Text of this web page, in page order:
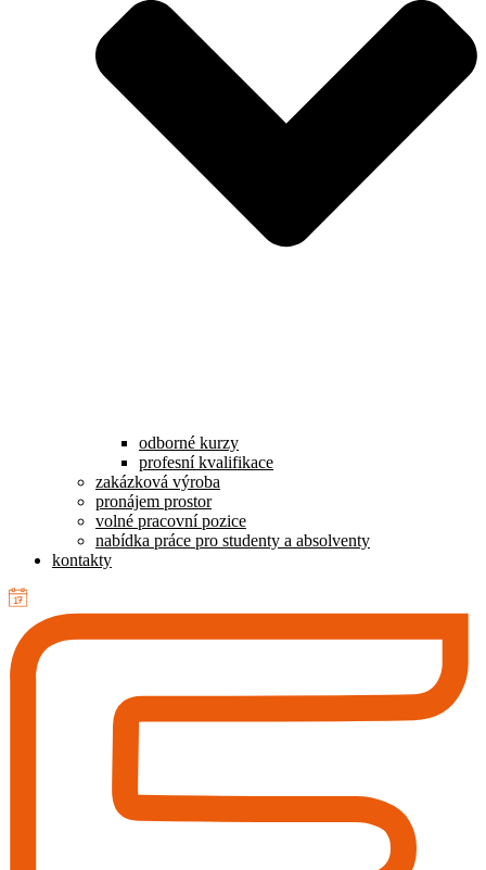
odborné kurzy
profesní kvalifikace
zakázková výroba
pronájem prostor
volné pracovní pozice
nabídka práce pro studenty a absolventy
kontakty